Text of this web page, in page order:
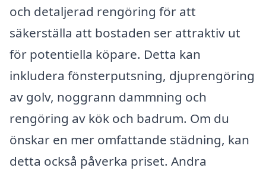
och detaljerad rengöring för att
säkerställa att bostaden ser attraktiv ut
för potentiella köpare. Detta kan
inkludera fönsterputsning, djuprengöring
av golv, noggrann dammning och
rengöring av kök och badrum. Om du
önskar en mer omfattande städning, kan
detta också påverka priset. Andra